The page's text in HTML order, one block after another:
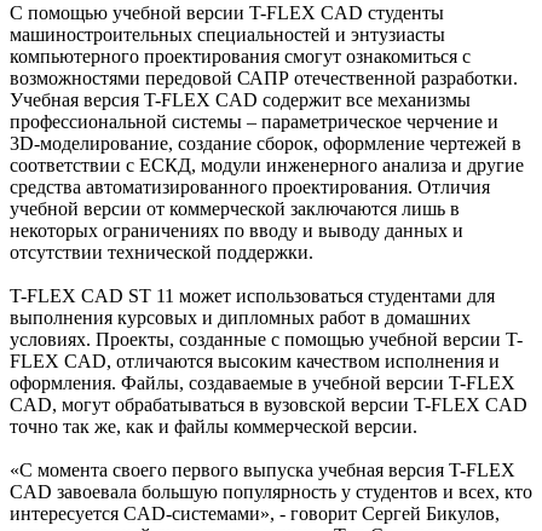
С помощью учебной версии T-FLEX CAD студенты
машиностроительных специальностей и энтузиасты
компьютерного проектирования смогут ознакомиться с
возможностями передовой САПР отечественной разработки.
Учебная версия T-FLEX CAD содержит все механизмы
профессиональной системы – параметрическое черчение и
3D-моделирование, создание сборок, оформление чертежей в
соответствии с ЕСКД, модули инженерного анализа и другие
средства автоматизированного проектирования. Отличия
учебной версии от коммерческой заключаются лишь в
некоторых ограничениях по вводу и выводу данных и
отсутствии технической поддержки.
T-FLEX CAD ST 11 может использоваться студентами для
выполнения курсовых и дипломных работ в домашних
условиях. Проекты, созданные с помощью учебной версии T-
FLEX CAD, отличаются высоким качеством исполнения и
оформления. Файлы, создаваемые в учебной версии T-FLEX
CAD, могут обрабатываться в вузовской версии T-FLEX CAD
точно так же, как и файлы коммерческой версии.
«С момента своего первого выпуска учебная версия T-FLEX
CAD завоевала большую популярность у студентов и всех, кто
интересуется CAD-системами», - говорит Сергей Бикулов,